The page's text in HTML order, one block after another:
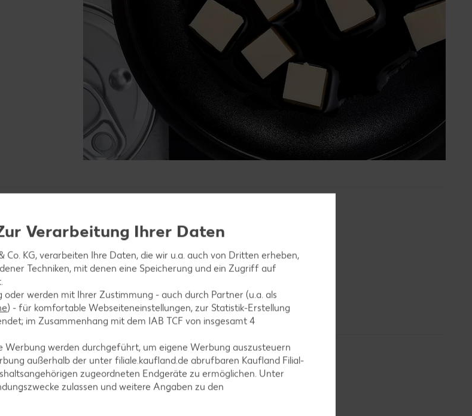
hierbei ursprünglich um eine eher höfische Speise
sie allmählich auch als Suppeneinlage Verwendung
Suppen genutzt.
Verarbeitung Ihrer Daten
Co. KG, verarbeiten Ihre Daten, die wir u.a. auch von Dritten erheben,
Techniken, mit denen eine Speicherung und ein Zugriff auf
werden mit Ihrer Zustimmung - auch durch Partner (u.a. als
) - für komfortable Webseiteneinstellungen, zur Statistik-Erstellung
im Zusammenhang mit dem IAB TCF von insgesamt4
werden durchgeführt, um eigene Werbung auszusteuern
außerhalb der unter filiale.kaufland.de abrufbaren Kaufland Filial-
zugeordneten Endgeräte zu ermöglichen. Unter
zulassen und weitere Angaben zu den